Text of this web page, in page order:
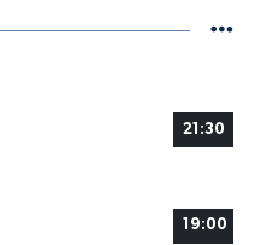
21:30
19:00